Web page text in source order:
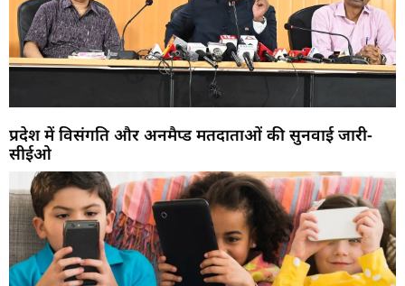
प्रदेश में विसंगति और अनमैप्ड मतदाताओं की सुनवाई जारी-
सीईओ